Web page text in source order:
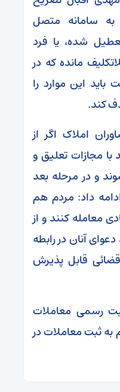
به سامانه متصل
شده، یا فرد
مانده که در
باید این موارد را
کند.
املاک اگر از
با مجازات تعلیق و
و در مرحله بعد
داد: مردم هم
معامله کنند و از
آنان در رابطه
قابل پذیرش
رسمی معاملات
به ثبت معاملات در